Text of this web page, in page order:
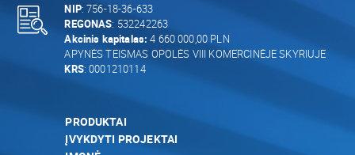
NIP: 756-18-36-633
REGONAS: 532242263
Akcinis kapitalas: 4 660 000,00 PLN
APYNĖS TEISMAS OPOLĖS VIII KOMERCINĖJE SKYRIUJE
KRS: 0001210114
PRODUKTAI
ĮVYKDYTI PROJEKTAI